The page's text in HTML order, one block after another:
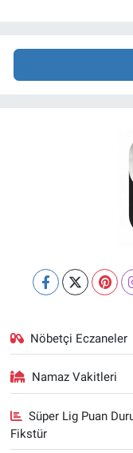
Nöbetçi Eczaneler
Namaz Vakitleri
Süper Lig Puan
Fikstür